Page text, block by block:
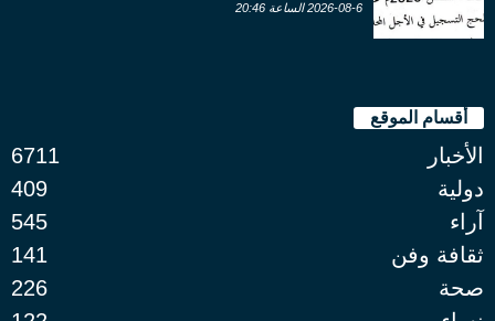
2026-08-6 الساعة 20:46
أقسام الموقع
الأخبار
6711
دولية
409
آراء
545
ثقافة وفن
141
صحة
226